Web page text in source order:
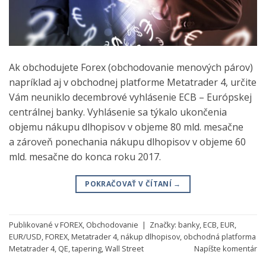
Ak obchodujete Forex (obchodovanie menových párov)
napríklad aj v obchodnej platforme Metatrader 4, určite
Vám neuniklo decembrové vyhlásenie ECB – Európskej
centrálnej banky. Vyhlásenie sa týkalo ukončenia
objemu nákupu dlhopisov v objeme 80 mld. mesačne
a zároveň ponechania nákupu dlhopisov v objeme 60
mld. mesačne do konca roku 2017.
POKRAČOVAŤ V ČÍTANÍ →
Publikované vFOREX, Obchodovanie | Značky: banky,ECB,EUR,
EUR/USD,FOREX,Metatrader 4,nákup dlhopisov, obchodná platforma
Metatrader 4, QE,tapering,Wall Street Napíšte komentár